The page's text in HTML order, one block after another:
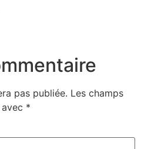
pas publiée. Les champs
*